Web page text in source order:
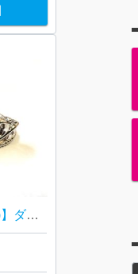
【Pt900 (プラチナ)】ダイヤモンド リング